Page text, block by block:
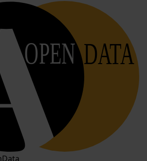
OPEN DATA